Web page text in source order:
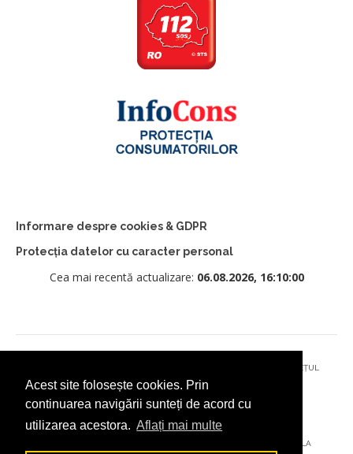
Acest site folosește cookies. Prin
continuarea navigării sunteți de acord cu
utilizarea acestora. Aflați mai multe
Informare despre cookies & GDPR
Protecția datelor cu caracter personal
Cea mai recentă actualizare: 06.08.2026, 16:10:00
© 2026 - PRIMĂRIA MUNICIPIULUI CÂMPULUNG MOLDOVENESC, JUDEȚUL
SUCEAVA
AȚI ÎNTÂMPINAT O PROBLEMĂ TEHNICĂ? TRIMITEȚI-NE UN EMAIL LA